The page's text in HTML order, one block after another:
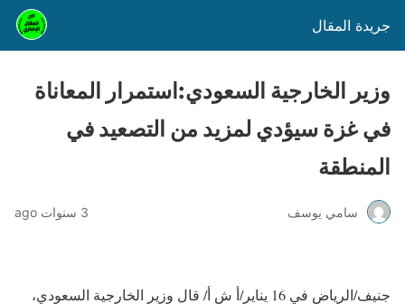
جريدة المقال
وزير الخارجية السعودي:استمرار المعاناة
في غزة سيؤدي لمزيد من التصعيد في
المنطقة
سامي يوسف 3 سنوات ago
جنيف/الرياض في 16 يناير/أ ش أ/ قال وزير الخارجية السعودي،